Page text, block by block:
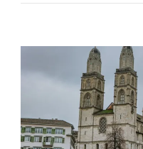
里
斯
維
爾
全